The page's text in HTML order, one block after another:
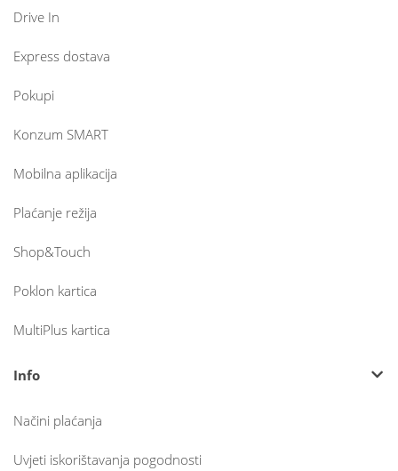
Drive In
Express dostava
Pokupi
Konzum SMART
Mobilna aplikacija
Plaćanje režija
Shop&Touch
Poklon kartica
MultiPlus kartica
Info
Načini plaćanja
Uvjeti iskorištavanja pogodnosti